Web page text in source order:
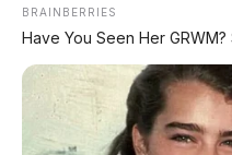
BRAINBERRIES
Have You Seen Her